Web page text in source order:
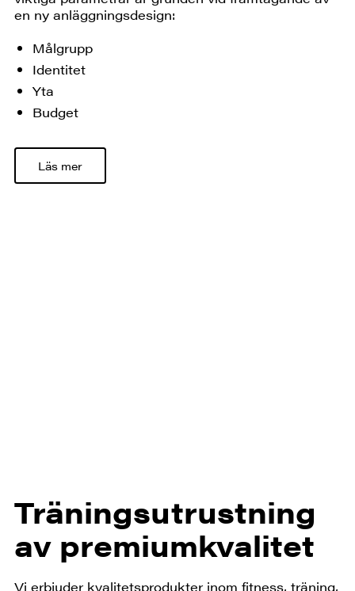
en ny anläggningsdesign:
Målgrupp
Identitet
Yta
Budget
Läs mer
Träningsutrustning
av premiumkvalitet
Vi erbjuder kvalitetsprodukter inom fitness, träning,